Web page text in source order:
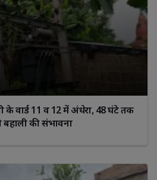
के वार्ड 11 व 12 में अंधेरा, 48 घंटे तक
बहाली की संभावना